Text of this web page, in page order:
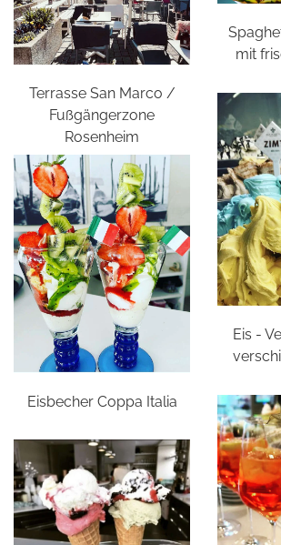
mit
Terrasse San Marco /
Fußgängerzone
Rosenheim
Eis -
Eisbecher Coppa Italia